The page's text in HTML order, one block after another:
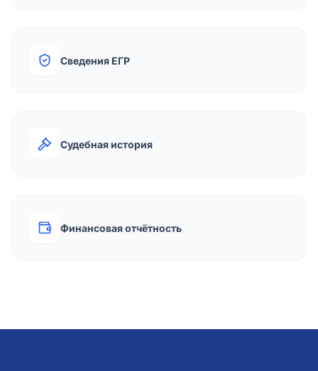
Сведения ЕГР
Судебная история
Финансовая отчётность